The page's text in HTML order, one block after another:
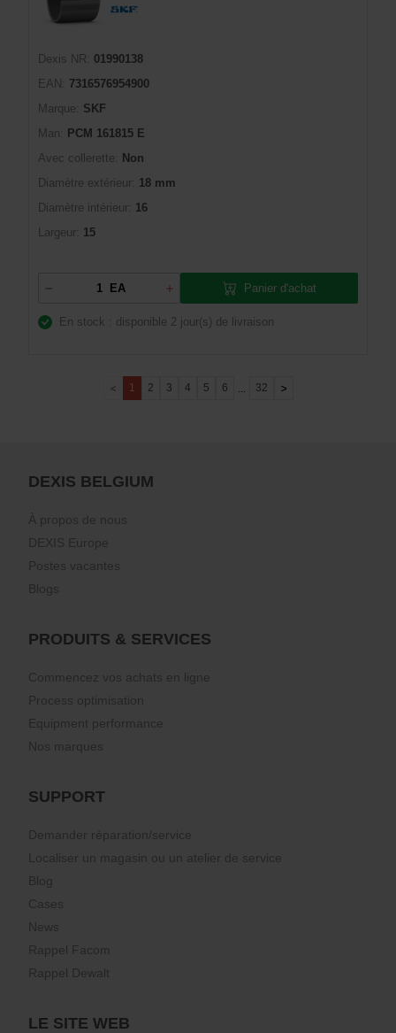
Dexis NR:
01990138
EAN:
7316576954900
Marque:
SKF
Man:
PCM 161815 E
Avec collerette:
Non
Diamètre extérieur: 18 mm
Diamètre intérieur: 16
Largeur: 15
EA Panier d'achat
En stock : disponible 2 jour(s) de livraison
1 2 3 4 5 6 ... 32
DEXIS BELGIUM
À propos de nous
DEXIS Europe
Postes vacantes
Blogs
PRODUITS & SERVICES
Commencez vos achats en ligne
Process optimisation
Equipment performance
Nos marques
SUPPORT
Demander réparation/service
Localiser un magasin ou un atelier de service
Blog
Cases
News
Rappel Facom
Rappel Dewalt
LE SITE WEB